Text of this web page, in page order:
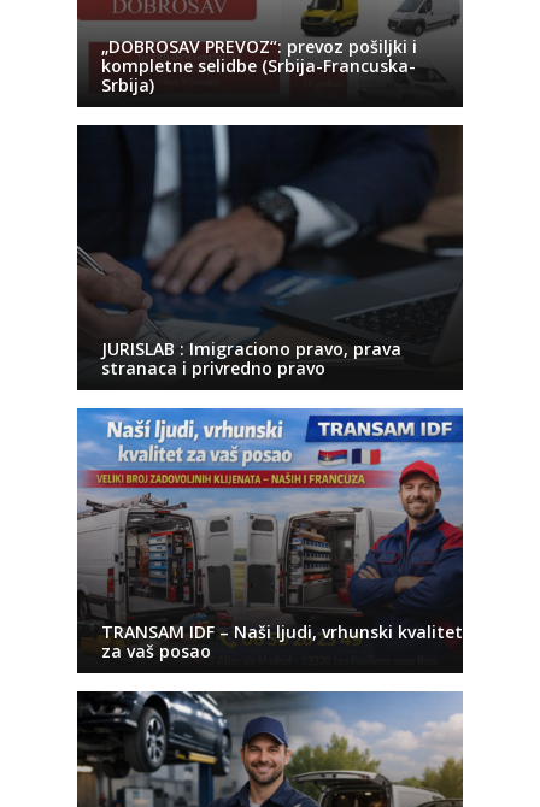
„DOBROSAV PREVOZ“: prevoz pošiljki i
kompletne selidbe (Srbija-Francuska-
Srbija)
JURISLAB : Imigraciono pravo, prava
stranaca i privredno pravo
TRANSAM IDF – Naši ljudi, vrhunski kvalitet
za vaš posao